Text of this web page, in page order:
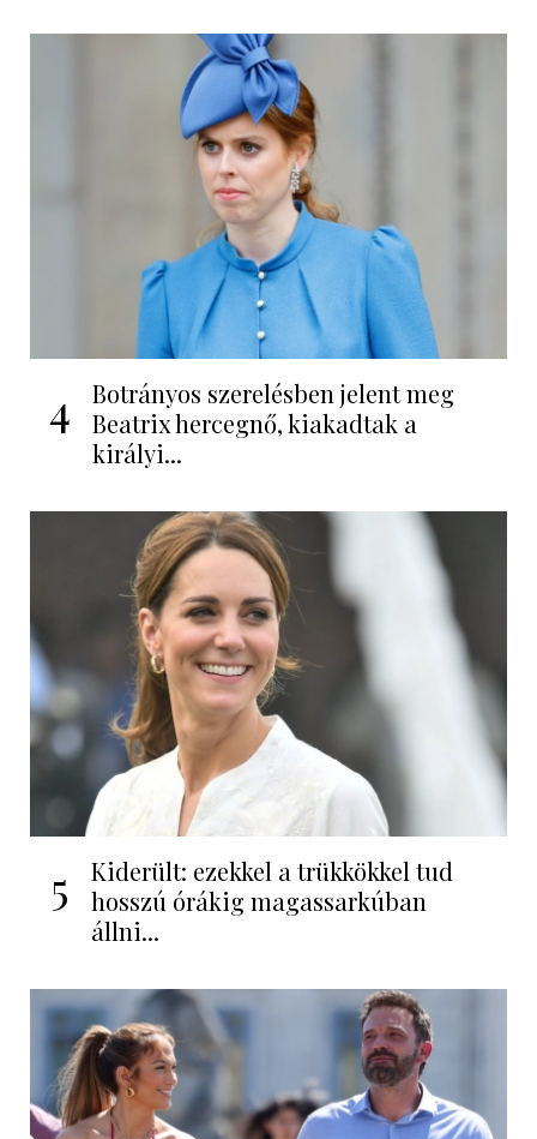
4
Botrányos szerelésben jelent meg
Beatrix hercegnő, kiakadtak a
királyi...
5
Kiderült: ezekkel a trükkökkel tud
hosszú órákig magassarkúban
állni...